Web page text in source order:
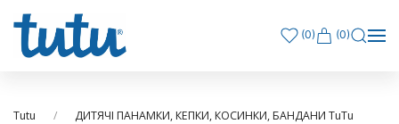
(0) (0)
Tutu
ДИТЯЧІ ПАНАМКИ, КЕПКИ, КОСИНКИ, БАНДАНИ TuTu